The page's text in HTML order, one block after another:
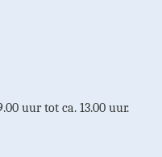
uur tot ca. 13.00 uur.